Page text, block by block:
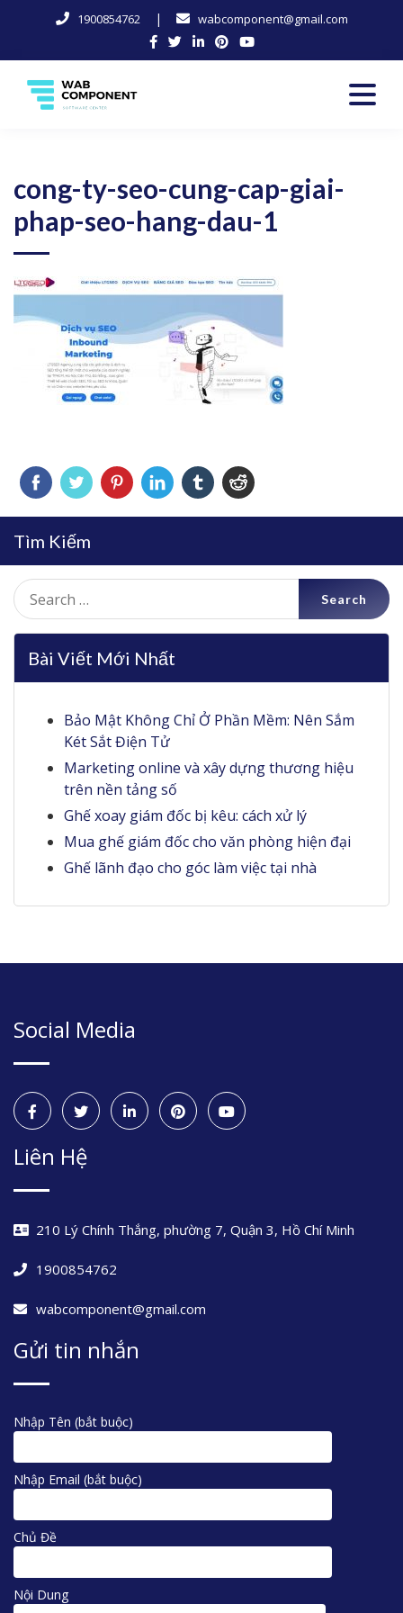
1900854762 | wabcomponent@gmail.com
content
cong-ty-seo-cung-cap-giai-
phap-seo-hang-dau-1
Tìm Kiếm
Search
for:
Bài Viết Mới Nhất
Bảo Mật Không Chỉ Ở Phần Mềm: Nên Sắm
Két Sắt Điện Tử
Marketing online và xây dựng thương hiệu
trên nền tảng số
Ghế xoay giám đốc bị kêu: cách xử lý
Mua ghế giám đốc cho văn phòng hiện đại
Ghế lãnh đạo cho góc làm việc tại nhà
Social Media
Liên Hệ
210 Lý Chính Thắng, phường 7, Quận 3, Hồ Chí Minh
1900854762
wabcomponent@gmail.com
Gửi tin nhắn
Nhập Tên (bắt buộc)
Nhập Email (bắt buộc)
Chủ Đề
Nội Dung